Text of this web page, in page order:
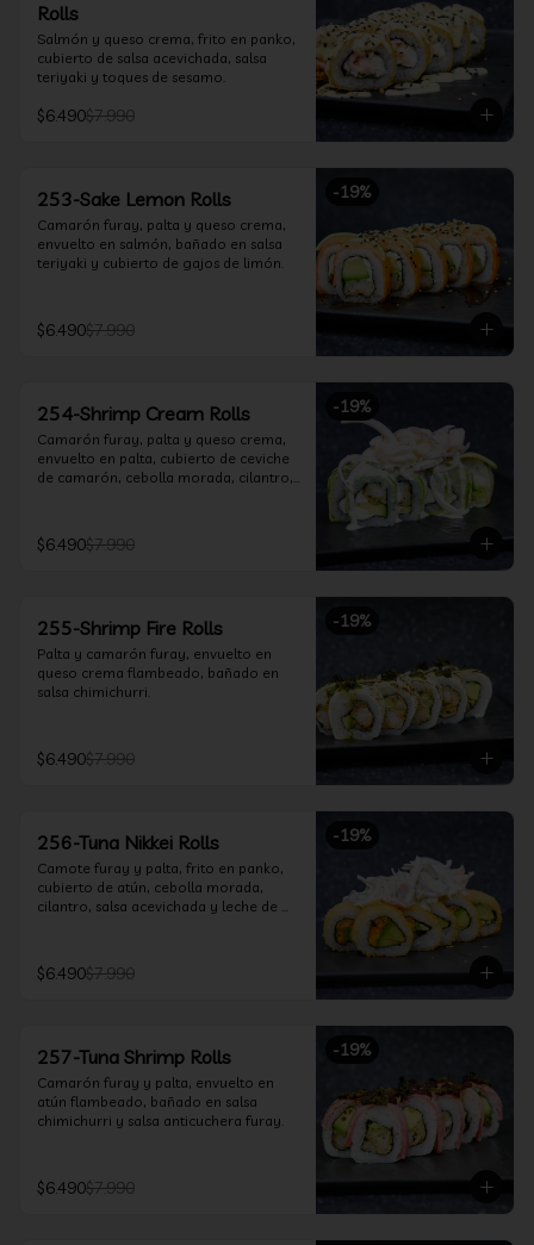
Rolls
Salmón y queso crema, frito en panko,
cubierto de salsa acevichada, salsa
teriyaki y toques de sesamo.
$6.490$7.990
-19%
253-Sake Lemon Rolls
Camarón furay, palta y queso crema,
envuelto en salmón, bañado en salsa
teriyaki y cubierto de gajos de limón.
$6.490$7.990
-19%
254-Shrimp Cream Rolls
Camarón furay, palta y queso crema,
envuelto en palta, cubierto de ceviche
de camarón, cebolla morada, cilantro,
$6.490$7.990
-19%
255-Shrimp Fire Rolls
Palta y camarón furay, envuelto en
queso crema flambeado, bañado en
salsa chimichurri.
$6.490$7.990
-19%
256-Tuna Nikkei Rolls
Camote furay y palta, frito en panko,
cubierto de atún, cebolla morada,
cilantro, salsa acevichada y leche de
$6.490$7.990
-19%
257-Tuna Shrimp Rolls
Camarón furay y palta, envuelto en
atún flambeado, bañado en salsa
chimichurri y salsa anticuchera furay.
$6.490$7.990